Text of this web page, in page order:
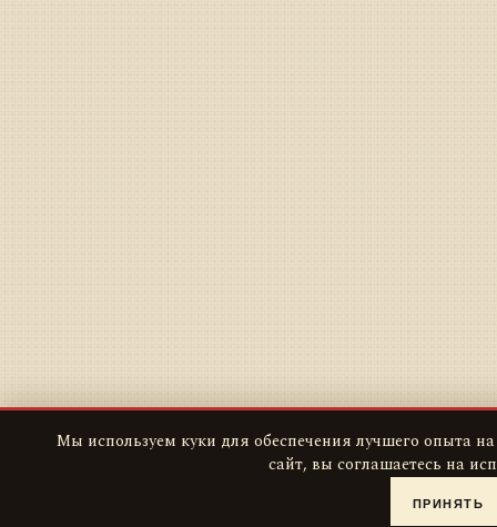
Мы используем куки для обеспечения лучшего опыта
сайт, вы соглашаетесь на
ПРИНЯТЬ